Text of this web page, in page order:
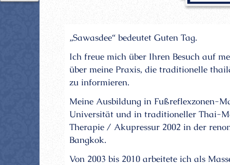
„Sawasdee“ bedeutet Guten Tag.
Ich freue mich über Ihren Besuch auf
über meine Praxis, die traditionelle
zu informieren.
Meine Ausbildung in Fußreflexzonen-
Universität und in traditioneller Thai-
Therapie / Akupressur 2002 in der
Bangkok.
Von 2003 bis 2010 arbeitete ich als